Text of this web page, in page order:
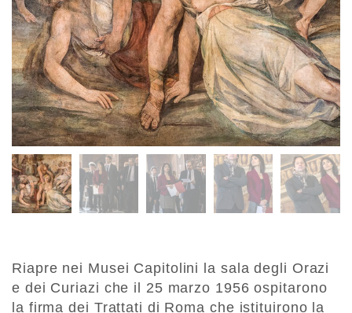
Riapre nei Musei Capitolini la sala degli Orazi
e dei Curiazi che il 25 marzo 1956 ospitarono
la firma dei Trattati di Roma che istituirono la